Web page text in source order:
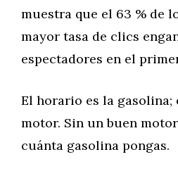
muestra que el 63 % de
mayor tasa de clics
espectadores en el
El horario es la gasolina;
motor. Sin un buen
cuánta gasolina pongas.